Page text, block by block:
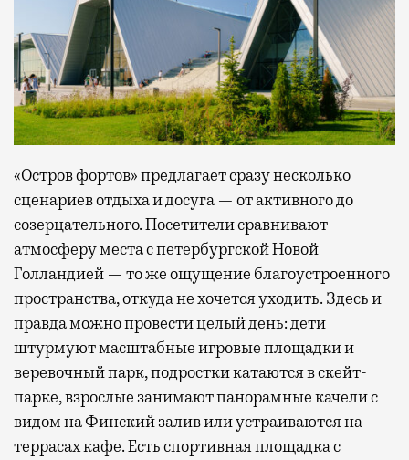
«Остров фортов» предлагает сразу несколько
сценариев отдыха и досуга — от активного до
созерцательного. Посетители сравнивают
атмосферу места с петербургской Новой
Голландией — то же ощущение благоустроенного
пространства, откуда не хочется уходить. Здесь и
правда можно провести целый день: дети
штурмуют масштабные игровые площадки и
веревочный парк, подростки катаются в скейт-
парке, взрослые занимают панорамные качели с
видом на Финский залив или устраиваются на
террасах кафе. Есть спортивная площадка с